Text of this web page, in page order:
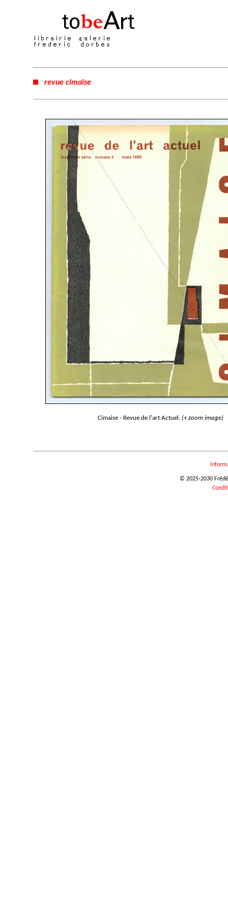
revue cimaise
Cimaise - Revue de l'art Actuel. (+ zoom image)
© 2025-2030